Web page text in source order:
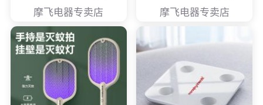
摩飞电器专卖店 摩飞电器专卖店